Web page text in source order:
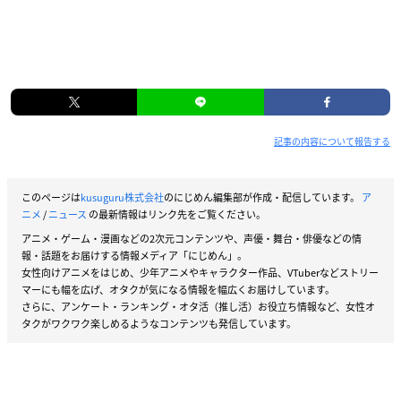
記事の内容について報告する
このページはkusuguru株式会社のにじめん編集部が作成・配信しています。 ア
ニメ/ニュース の最新情報はリンク先をご覧ください。
アニメ・ゲーム・漫画などの2次元コンテンツや、声優・舞台・俳優などの情
報・話題をお届けする情報メディア「にじめん」。
女性向けアニメをはじめ、少年アニメやキャラクター作品、VTuberなどストリー
マーにも幅を広げ、オタクが気になる情報を幅広くお届けしています。
さらに、アンケート・ランキング・オタ活（推し活）お役立ち情報など、女性オ
タクがワクワク楽しめるようなコンテンツも発信しています。